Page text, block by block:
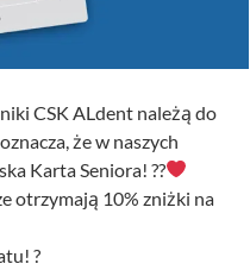
CSK ALdent należą do
że w naszych
Karta Seniora! ??
otrzymają 10% zniżki na
?